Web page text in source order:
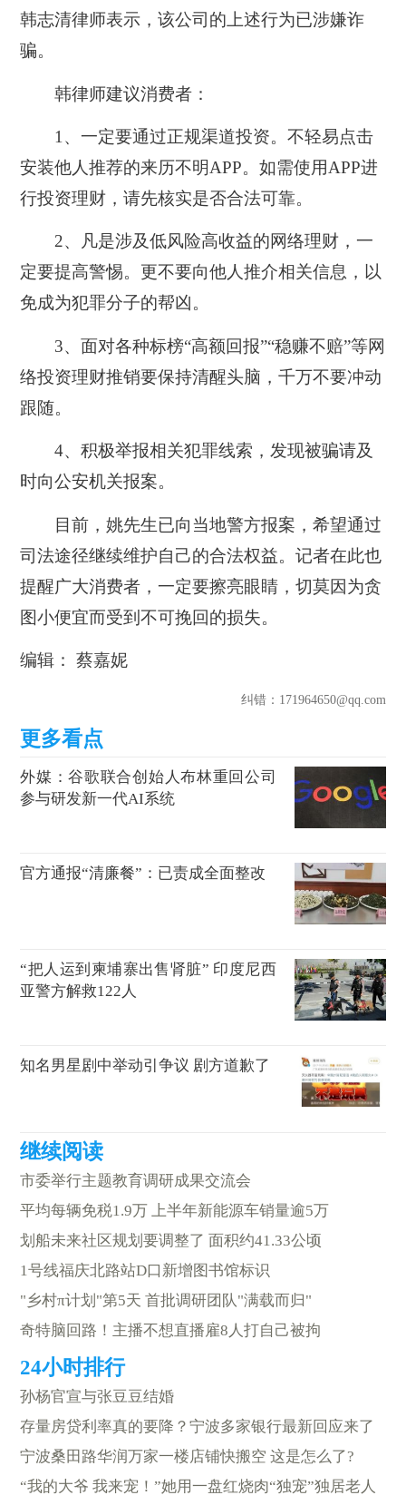
韩志清律师表示，该公司的上述行为已涉嫌诈
骗。
韩律师建议消费者：
1、一定要通过正规渠道投资。不轻易点击
安装他人推荐的来历不明APP。如需使用APP进
行投资理财，请先核实是否合法可靠。
2、凡是涉及低风险高收益的网络理财，一
定要提高警惕。更不要向他人推介相关信息，以
免成为犯罪分子的帮凶。
3、面对各种标榜“高额回报”“稳赚不赔”等网
络投资理财推销要保持清醒头脑，千万不要冲动
跟随。
4、积极举报相关犯罪线索，发现被骗请及
时向公安机关报案。
目前，姚先生已向当地警方报案，希望通过
司法途径继续维护自己的合法权益。记者在此也
提醒广大消费者，一定要擦亮眼睛，切莫因为贪
图小便宜而受到不可挽回的损失。
编辑： 蔡嘉妮
纠错：171964650@qq.com
外媒：谷歌联合创始人布林重回公司
参与研发新一代AI系统
官方通报“清廉餐”：已责成全面整改
“把人运到柬埔寨出售肾脏” 印度尼西
亚警方解救122人
知名男星剧中举动引争议 剧方道歉了
市委举行主题教育调研成果交流会
平均每辆免税1.9万 上半年新能源车销量逾5万
划船未来社区规划要调整了 面积约41.33公顷
1号线福庆北路站D口新增图书馆标识
"乡村π计划"第5天 首批调研团队"满载而归"
奇特脑回路！主播不想直播雇8人打自己被拘
孙杨官宣与张豆豆结婚
存量房贷利率真的要降？宁波多家银行最新回应来了
宁波桑田路华润万家一楼店铺快搬空 这是怎么了?
“我的大爷 我来宠！”她用一盘红烧肉“独宠”独居老人